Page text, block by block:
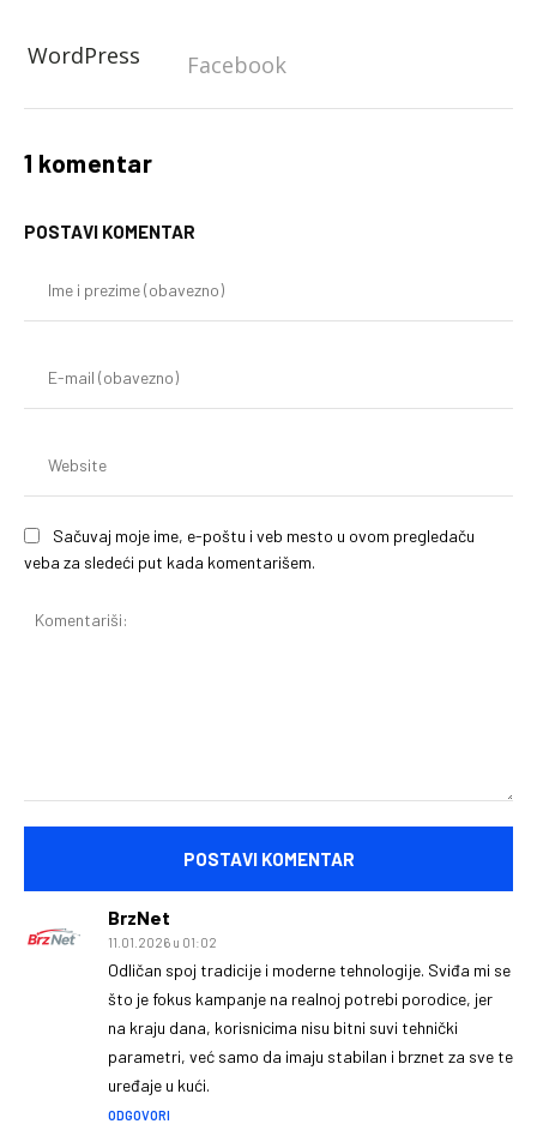
WordPress Facebook
1 komentar
BrzNet
11.01.2026 u 01:02
Odličan spoj tradicije i moderne tehnologije. Sviđa mi se
što je fokus kampanje na realnoj potrebi porodice, jer
na kraju dana, korisnicima nisu bitni suvi tehnički
parametri, već samo da imaju stabilan i brznet za sve te
uređaje u kući.
ODGOVORI
POSTAVI KOMENTAR
Sačuvaj moje ime, e-poštu i veb mesto u ovom pregledaču
veba za sledeći put kada komentarišem.